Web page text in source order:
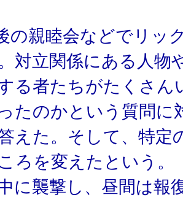
の親睦会などでリッ
対立関係にある人物
る者たちがたくさ
たのかという質問に
えた。そして、特定
ろを変えたという。
に襲撃し、昼間は報